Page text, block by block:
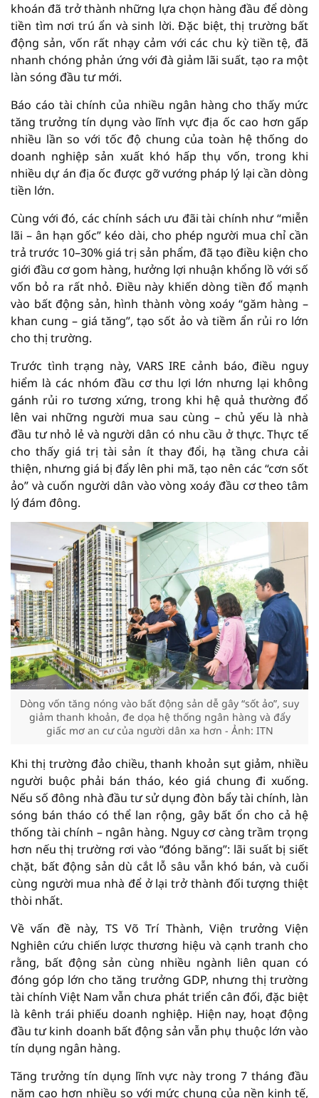
khoán đã trở thành những lựa chọn hàng đầu để dòng
tiền tìm nơi trú ẩn và sinh lời. Đặc biệt, thị trường bất
động sản, vốn rất nhạy cảm với các chu kỳ tiền tệ, đã
nhanh chóng phản ứng với đà giảm lãi suất, tạo ra một
làn sóng đầu tư mới.
Báo cáo tài chính của nhiều ngân hàng cho thấy mức
tăng trưởng tín dụng vào lĩnh vực địa ốc cao hơn gấp
nhiều lần so với tốc độ chung của toàn hệ thống do
doanh nghiệp sản xuất khó hấp thụ vốn, trong khi
nhiều dự án địa ốc được gỡ vướng pháp lý lại cần dòng
tiền lớn.
Cùng với đó, các chính sách ưu đãi tài chính như “miễn
lãi – ân hạn gốc” kéo dài, cho phép người mua chỉ cần
trả trước 10–30% giá trị sản phẩm, đã tạo điều kiện cho
giới đầu cơ gom hàng, hưởng lợi nhuận khổng lồ với số
vốn bỏ ra rất nhỏ. Điều này khiến dòng tiền đổ mạnh
vào bất động sản, hình thành vòng xoáy “găm hàng –
khan cung – giá tăng”, tạo sốt ảo và tiềm ẩn rủi ro lớn
cho thị trường.
Trước tình trạng này, VARS IRE cảnh báo, điều nguy
hiểm là các nhóm đầu cơ thu lợi lớn nhưng lại không
gánh rủi ro tương xứng, trong khi hệ quả thường đổ
lên vai những người mua sau cùng – chủ yếu là nhà
đầu tư nhỏ lẻ và người dân có nhu cầu ở thực. Thực tế
cho thấy giá trị tài sản ít thay đổi, hạ tầng chưa cải
thiện, nhưng giá bị đẩy lên phi mã, tạo nên các “cơn sốt
ảo” và cuốn người dân vào vòng xoáy đầu cơ theo tâm
lý đám đông.
Dòng vốn tăng nóng vào bất động sản dễ gây “sốt ảo”, suy
giảm thanh khoản, đe dọa hệ thống ngân hàng và đẩy
giấc mơ an cư của người dân xa hơn - Ảnh: ITN
Khi thị trường đảo chiều, thanh khoản sụt giảm, nhiều
người buộc phải bán tháo, kéo giá chung đi xuống.
Nếu số đông nhà đầu tư sử dụng đòn bẩy tài chính, làn
sóng bán tháo có thể lan rộng, gây bất ổn cho cả hệ
thống tài chính – ngân hàng. Nguy cơ càng trầm trọng
hơn nếu thị trường rơi vào “đóng băng”: lãi suất bị siết
chặt, bất động sản dù cắt lỗ sâu vẫn khó bán, và cuối
cùng người mua nhà để ở lại trở thành đối tượng thiệt
thòi nhất.
Về vấn đề này, TS Võ Trí Thành, Viện trưởng Viện
Nghiên cứu chiến lược thương hiệu và cạnh tranh cho
rằng, bất động sản cùng nhiều ngành liên quan có
đóng góp lớn cho tăng trưởng GDP, nhưng thị trường
tài chính Việt Nam vẫn chưa phát triển cân đối, đặc biệt
là kênh trái phiếu doanh nghiệp. Hiện nay, hoạt động
đầu tư kinh doanh bất động sản vẫn phụ thuộc lớn vào
tín dụng ngân hàng.
Tăng trưởng tín dụng lĩnh vực này trong 7 tháng đầu
năm cao hơn nhiều so với mức chung của nền kinh tế,